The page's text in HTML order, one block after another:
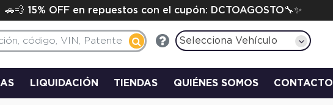
🚗💨 15% OFF en repuestos con el cupón: DCTOAGOSTO🔧✨
Selecciona Vehículo
LIQUIDACIÓN TIENDAS QUIÉNES SOMOS CONTACTO